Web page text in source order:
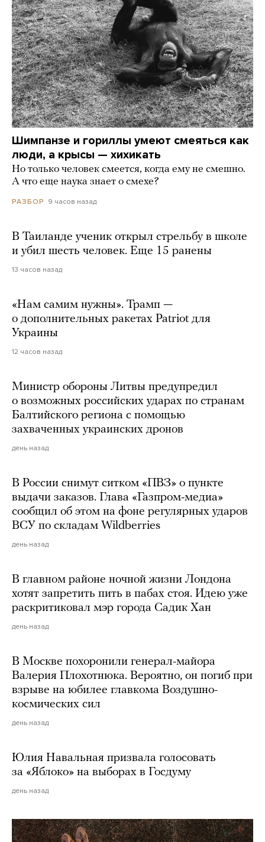
Шимпанзе и гориллы умеют смеяться как
люди, а крысы — хихикать
Но только человек смеется, когда ему не смешно.
А что еще наука знает о смехе?
РАЗБОР 9 часов назад
В Таиланде ученик открыл стрельбу в школе
и убил шесть человек. Еще 15 ранены
13 часов назад
«Нам самим нужны». Трамп —
о дополнительных ракетах Patriot для
Украины
12 часов назад
Министр обороны Литвы предупредил
о возможных российских ударах по странам
Балтийского региона с помощью
захваченных украинских дронов
день назад
В России снимут ситком «ПВЗ» о пункте
выдачи заказов. Глава «Газпром-медиа»
сообщил об этом на фоне регулярных ударов
ВСУ по складам Wildberries
день назад
В главном районе ночной жизни Лондона
хотят запретить пить в пабах стоя. Идею уже
раскритиковал мэр города Садик Хан
день назад
В Москве похоронили генерал-майора
Валерия Плохотнюка. Вероятно, он погиб при
взрыве на юбилее главкома Воздушно-
космических сил
день назад
Юлия Навальная призвала голосовать
за «Яблоко» на выборах в Госдуму
день назад